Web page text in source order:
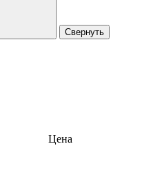
Свернуть
Цена